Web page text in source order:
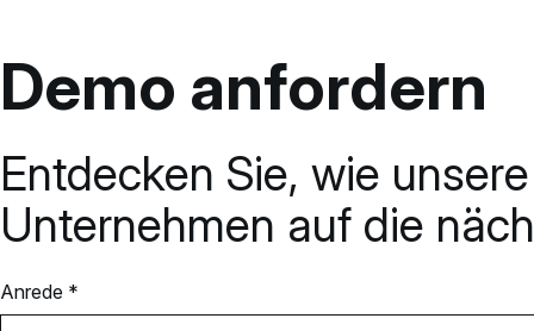
Demo anfordern
Entdecken Sie, wie
Unternehmen auf die
Anrede *